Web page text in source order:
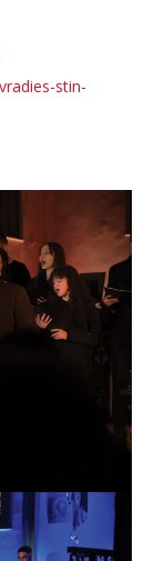
stin-